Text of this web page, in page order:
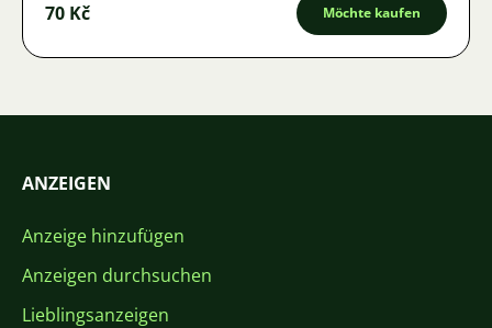
70 Kč Möchte kaufen
ANZEIGEN
Anzeige hinzufügen
Anzeigen durchsuchen
Lieblingsanzeigen